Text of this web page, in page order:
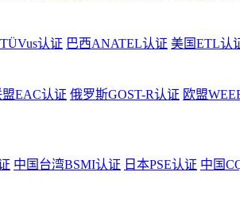
认证 巴西ANATEL认证 美国ETL认
EAC认证 俄罗斯GOST-R认证 欧盟
中国台湾BSMI认证 日本PSE认证 中国